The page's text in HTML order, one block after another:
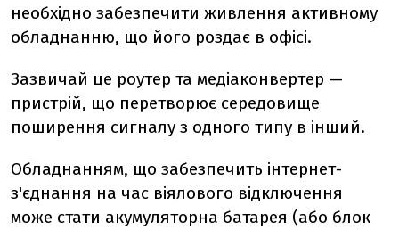
необхідно забезпечити живлення активному
обладнанню, що його роздає в офісі.
Зазвичай це роутер та медіаконвертер —
пристрій, що перетворює середовище
поширення сигналу з одного типу в інший.
Обладнанням, що забезпечить інтернет-
з'єднання на час віялового відключення
може стати акумуляторна батарея (або блок